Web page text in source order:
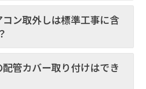
ン取外しは標準工事に含
管カバー取り付けはでき